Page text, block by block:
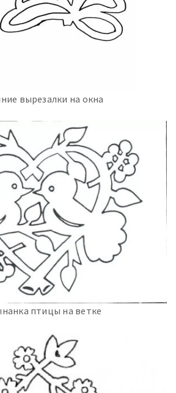
вырезалки на окна
птицы на ветке